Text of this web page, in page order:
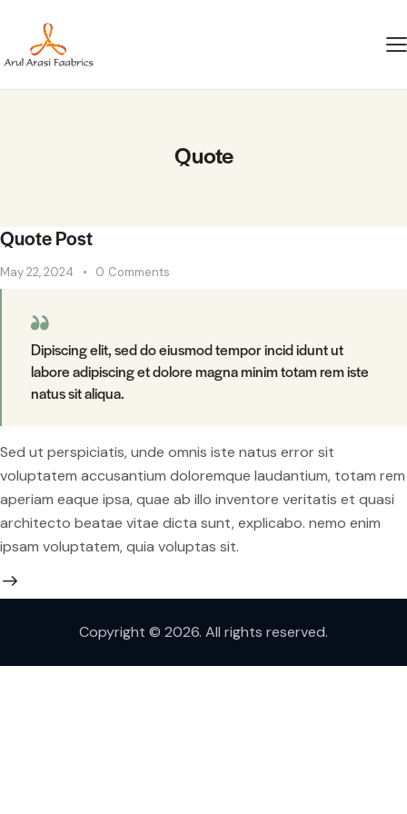
Quote
Quote Post
May 22, 2024 0 Comments
Dipiscing elit, sed do eiusmod tempor incid idunt ut
labore adipiscing et dolore magna minim totam rem iste
natus sit aliqua.
Sed ut perspiciatis, unde omnis iste natus error sit
voluptatem accusantium doloremque laudantium, totam rem
aperiam eaque ipsa, quae ab illo inventore veritatis et quasi
architecto beatae vitae dicta sunt, explicabo. nemo enim
ipsam voluptatem, quia voluptas sit.
Copyright © 2026. All rights reserved.